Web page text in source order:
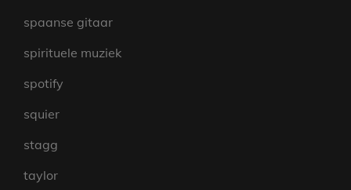
spaanse gitaar
spirituele muziek
spotify
squier
stagg
taylor